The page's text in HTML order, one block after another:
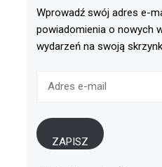
Wprowadź swój adres e-
powiadomienia o nowych
wydarzeń na swoją
ZAPISZ